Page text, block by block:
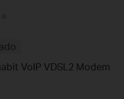
VoIP VDSL2 Modem